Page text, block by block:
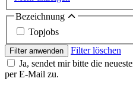
Bezeichnung
Topjobs
Filter anwenden
Filter löschen
Ja, sendet mir bitte die
per E-Mail zu.